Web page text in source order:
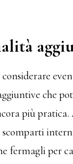
che
più
scomparti
fermagli per